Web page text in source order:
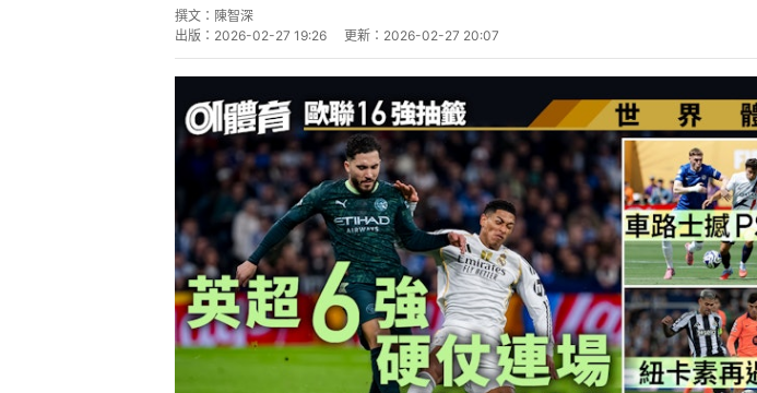
撰文： 陳智深
出版： 2026-02-27 19:26 更新： 2026-02-27 20:07